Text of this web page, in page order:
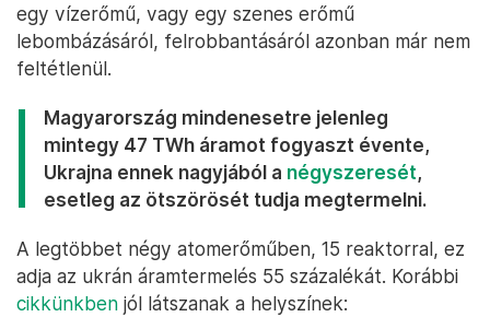
egy vízerőmű, vagy egy szenes erőmű
lebombázásáról, felrobbantásáról azonban már nem
feltétlenül.
Magyarország mindenesetre jelenleg
mintegy 47 TWh áramot fogyaszt évente,
Ukrajna ennek nagyjából a négyszeresét,
esetleg az ötszörösét tudja megtermelni.
A legtöbbet négy atomerőműben, 15 reaktorral, ez
adja az ukrán áramtermelés 55 százalékát. Korábbi
cikkünkben jól látszanak a helyszínek: